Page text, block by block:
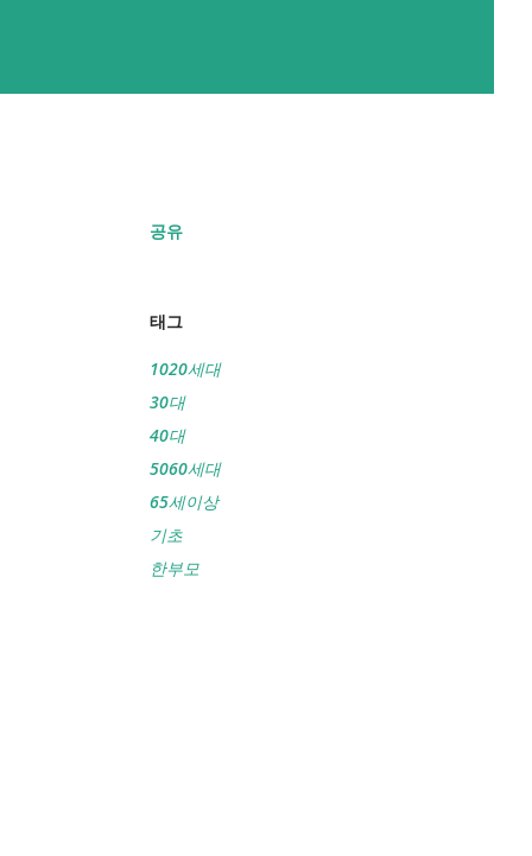
공유
태그
1020세대
30대
40대
5060세대
65세이상
기초
한부모